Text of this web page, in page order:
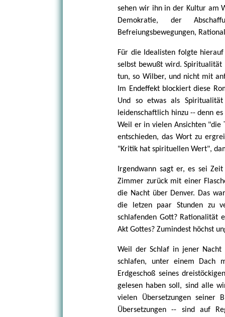
sehen wir ihn in der Kultur am
Demokratie, der
Befreiungsbewegungen,
Für die Idealisten folgte
selbst bewußt wird. Spiritualität
tun, so Wilber, und nicht mit
Im Endeffekt blockiert diese
Und so etwas als
leidenschaftlich hinzu -- denn
Weil er in vielen Ansichten "die
entschieden, das Wort zu
"Kritik hat spirituellen Wert",
Irgendwann sagt er, es sei
Zimmer zurück mit einer
die Nacht über Denver. Das
die letzen paar Stunden zu
schlafenden Gott? Rationalität
Akt Gottes? Zumindest höchst
Weil der Schlaf in jener
schlafen, unter einem Dach
Erdgeschoß seines
gelesen haben soll, sind alle
vielen Übersetzungen
Übersetzungen -- sind auf